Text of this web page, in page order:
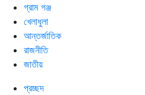
গ্রাম গঞ্জ
খেলাধুলা
আন্তর্জাতিক
রাজনীতি
জাতীয়
প্রচ্ছদ